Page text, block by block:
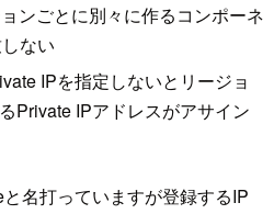
ンごとに別々に作るコンポーネ
ない
IPを指定しないとリージョ
Private IPアドレスがアサイン
名打っていますが登録するIP